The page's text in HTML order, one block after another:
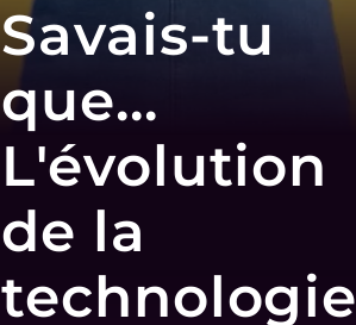
Savais-tu
que...
L'évolution
de la
technologie